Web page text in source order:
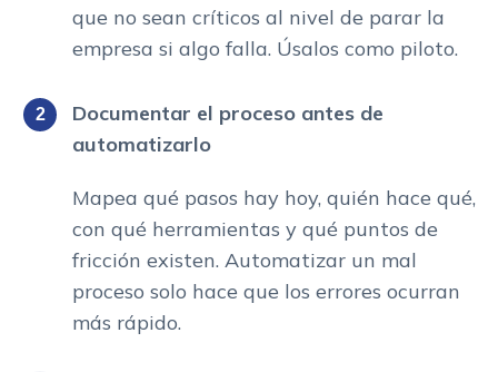
que no sean críticos al nivel de parar la
empresa si algo falla. Úsalos como piloto.
Documentar el proceso antes de
automatizarlo
Mapea qué pasos hay hoy, quién hace qué,
con qué herramientas y qué puntos de
fricción existen. Automatizar un mal
proceso solo hace que los errores ocurran
más rápido.